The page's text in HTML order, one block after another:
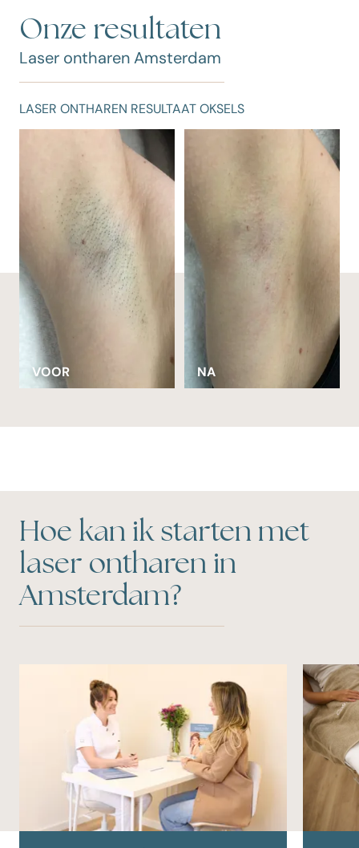
Onze resultaten
Laser ontharen Amsterdam
LASER ONTHAREN RESULTAAT OKSELS
VOOR NA
Hoe kan ik starten met
laser ontharen in
Amsterdam?